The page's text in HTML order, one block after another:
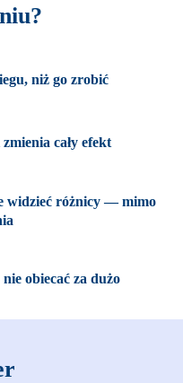
niż go zrobić
cały efekt
widzieć różnicy — mimo
obiecać za dużo